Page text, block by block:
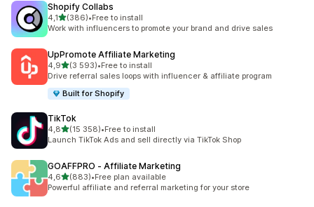
Shopify Collabs
4,1av 5 stjerner
(386)
Totalt 386 omtaler
•Free to install
Work with influencers to promote your brand and drive sales
UpPromote Affiliate Marketing
4,9av 5 stjerner
(3 593)
Totalt 3593 omtaler
•Free to install
Drive referral sales loops with influencer & affiliate program
Built for Shopify
TikTok
4,8av 5 stjerner
(15 358)
Totalt 15358 omtaler
•Free to install
Launch TikTok Ads and sell directly via TikTok Shop
GOAFFPRO ‑ Affiliate Marketing
4,6av 5 stjerner
(883)
Totalt 883 omtaler
•Free plan available
Powerful affiliate and referral marketing for your store